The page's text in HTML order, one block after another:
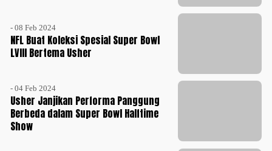
- 08 Feb 2024
NFL Buat Koleksi Spesial Super Bowl
LVIII Bertema Usher
- 04 Feb 2024
Usher Janjikan Performa Panggung
Berbeda dalam Super Bowl Halftime
Show